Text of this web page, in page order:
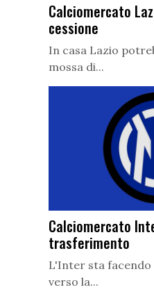
Calciomercato
cessione
In casa Lazio
mossa di...
Calciomercato
trasferimento
L'Inter sta
verso la...